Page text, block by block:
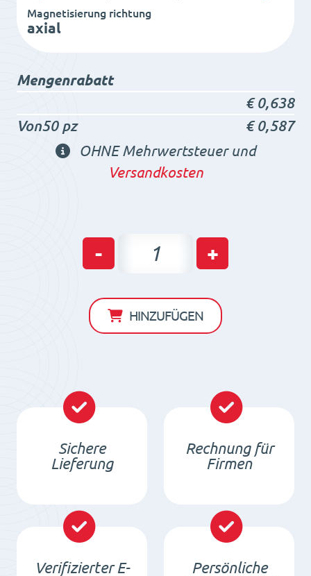
Magnetisierung richtung
axial
Mengenrabatt
€0,638
Von50 pz
€0,587
OHNE Mehrwertsteuer und
Versandkosten
-
Neodym
mit
kegelförmiger
Menge
+
HINZUFÜGEN
Sichere
Lieferung
Rechnung für
Firmen
Verifizierter E-
Persönliche